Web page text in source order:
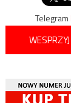
Telegram